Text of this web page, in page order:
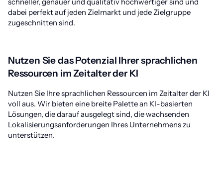
dabei perfekt auf jeden Zielmarkt und jede Zielgruppe
zugeschnitten sind.
Nutzen Sie das Potenzial Ihrer sprachlichen
Ressourcen im Zeitalter der KI
Nutzen Sie Ihre sprachlichen Ressourcen im Zeitalter der KI
voll aus. Wir bieten eine breite Palette an KI-basierten
Lösungen, die darauf ausgelegt sind, die wachsenden
Lokalisierungsanforderungen Ihres Unternehmens zu
unterstützen.